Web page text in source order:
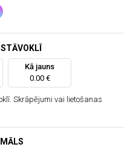
Kā jauns
0.00 €
Skrāpējumi vai lietošanas